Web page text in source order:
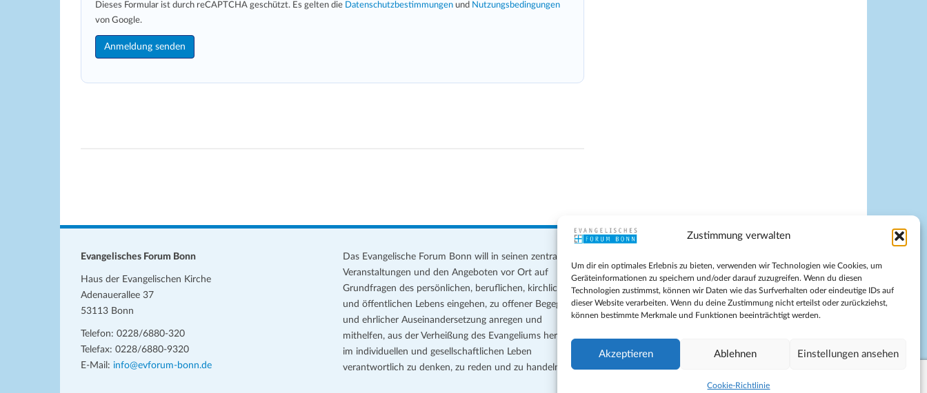
Zustimmung verwalten
Um dir ein optimales Erlebnis zu bieten, verwenden wir Technologien wie Cookies, um
Geräteinformationen zu speichern und/oder darauf zuzugreifen. Wenn du diesen
Technologien zustimmst, können wir Daten wie das Surfverhalten oder eindeutige IDs auf
dieser Website verarbeiten. Wenn du deine Zustimmung nicht erteilst oder zurückziehst,
können bestimmte Merkmale und Funktionen beeinträchtigt werden.
Akzeptieren Ablehnen Einstellungen ansehen
Cookie-Richtlinie
Dieses Formular ist durch reCAPTCHA geschützt. Es gelten die Datenschutzbestimmungen und Nutzungsbedingungen
von Google.
Evangelisches Forum Bonn
Haus der Evangelischen Kirche
Adenauerallee 37
53113 Bonn
Telefon: 0228/6880-320
Telefax: 0228/6880-9320
E-Mail: info@evforum-bonn.de
Das Evangelische Forum Bonn will in seinen zentralen
Veranstaltungen und den Angeboten vor Ort auf
Grundfragen des persönlichen, beruflichen, kirchlichen
und öffentlichen Lebens eingehen, zu offener Begegnung
und ehrlicher Auseinandersetzung anregen und
mithelfen, aus der Verheißung des Evangeliums heraus
im individuellen und gesellschaftlichen Leben
verantwortlich zu denken, zu reden und zu handeln.
Datenschutz
Teilnahmebedingungen
Evangelische Kirche in Bonn
Cookie-Richtlinie (EU)